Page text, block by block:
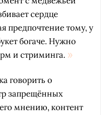
сердце
предпочтение тому, у
богаче. Нужно
и стриминга.
говорить о
запрещённых
мнению, контент